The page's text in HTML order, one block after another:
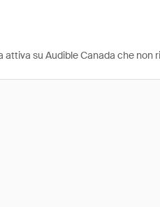
su Audible Canada che non